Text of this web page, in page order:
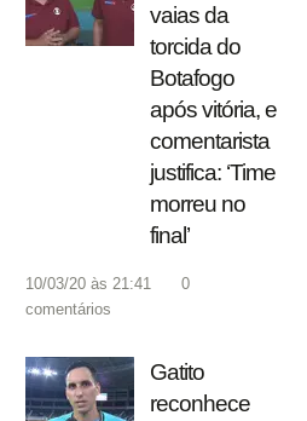
vaias da
torcida do
Botafogo
após vitória, e
comentarista
justifica: ‘Time
morreu no
final’
10/03/20 às 21:41
0
comentários
Gatito
reconhece